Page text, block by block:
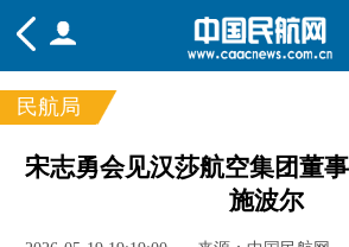
频道
国内
民航局
宋志勇会见汉莎航空集团董
施波尔